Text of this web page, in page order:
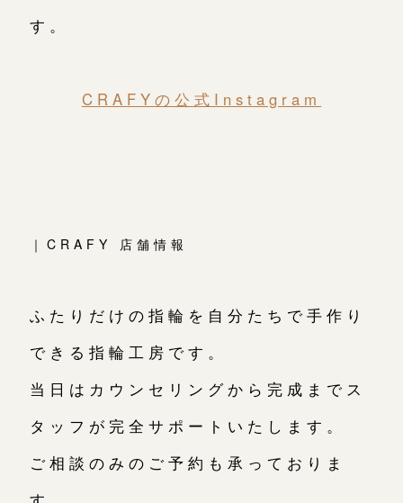
す。
CRAFYの公式Instagram
｜CRAFY 店舗情報
ふたりだけの指輪を自分たちで手作り
できる指輪工房です。
当日はカウンセリングから完成までス
タッフが完全サポートいたします。
ご相談のみのご予約も承っておりま